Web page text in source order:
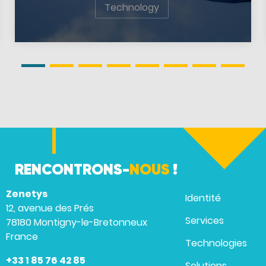
Technology
RENCONTRONS-NOUS !
Zenetys
12, avenue des Prés
78180 Montigny-le-Bretonneux
France
+33 1 85 76 42 85
Identité
Services
Technologies